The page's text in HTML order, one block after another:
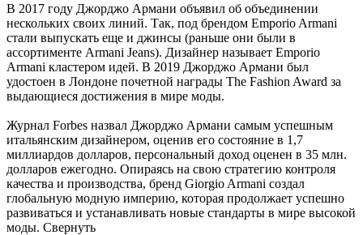
В 2017 году Джорджо Армани объявил об объединении
нескольких своих линий. Так, под брендом Emporio Armani
стали выпускать еще и джинсы (раньше они были в
ассортименте Armani Jeans). Дизайнер называет Emporio
Armani кластером идей. В 2019 Джорджо Армани был
удостоен в Лондоне почетной награды The Fashion Award за
выдающиеся достижения в мире моды.
Журнал Forbes назвал Джорджо Армани самым успешным
итальянским дизайнером, оценив его состояние в 1,7
миллиардов долларов, персональный доход оценен в 35 млн.
долларов ежегодно. Опираясь на свою стратегию контроля
качества и производства, бренд Giorgio Armani создал
глобальную модную империю, которая продолжает успешно
развиваться и устанавливать новые стандарты в мире высокой
моды. Свернуть